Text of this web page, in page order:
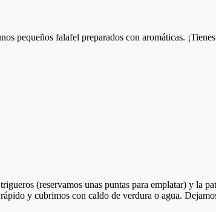
pequeños falafel preparados con aromáticas.
(reservamos unas puntas para emplatar) y la
y cubrimos con caldo de verdura o agua.